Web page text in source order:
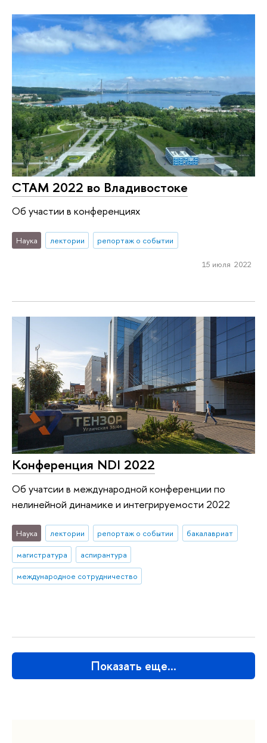
СТАМ 2022 во Владивостоке
Об участии в конференциях
Наука лектории репортаж о событии
15 июля 2022
Конференция NDI 2022
Об учатсии в международной конференции по
нелинейной динамике и интегрируемости 2022
Наука лектории репортаж о событии
бакалавриат
магистратура
аспирантура
международное сотрудничество
Показать еще…